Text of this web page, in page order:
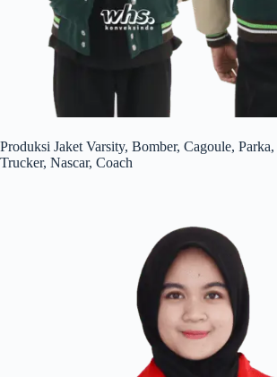
Produksi Jaket Varsity, Bomber, Cagoule,
Trucker, Nascar, Coach